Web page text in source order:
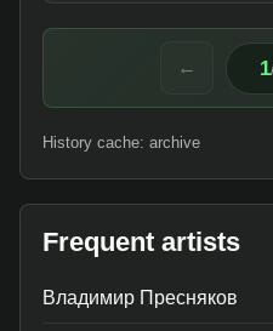
← 1
History cache: archive
Frequent artists
Владимир Пресняков